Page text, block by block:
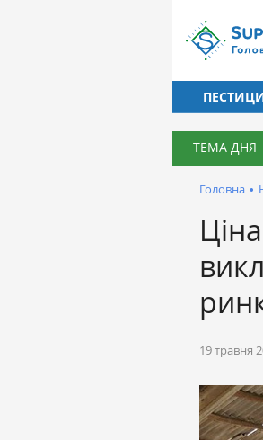
ТЕМА ДНЯ
Головна •
19 травня